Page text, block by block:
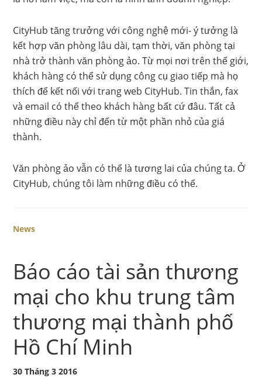
CityHub tăng trưởng với công nghệ mới- ý tưởng là
kết hợp văn phòng lâu dài, tạm thời, văn phòng tại
nhà trở thành văn phòng ảo. Từ mọi nơi trên thế giới,
khách hàng có thể sử dụng công cụ giao tiếp mà họ
thích để kết nối với trang web CityHub. Tin thắn, fax
và email có thể theo khách hàng bất cứ đâu. Tất cả
những điều này chỉ đến từ một phần nhỏ của giá
thành.
Văn phòng ảo vẫn có thể là tương lai của chúng ta. Ở
CityHub, chúng tôi làm những điều có thể.
News
Báo cáo tài sản thương
mại cho khu trung tâm
thương mại thành phố
Hồ Chí Minh
30 Tháng 3 2016